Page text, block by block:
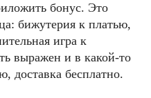
бонус. Это
бижутерия к платью,
игра к
выражен и в какой-то
доставка бесплатно.